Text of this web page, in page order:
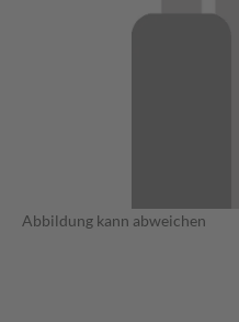
Abbildung kann abweichen